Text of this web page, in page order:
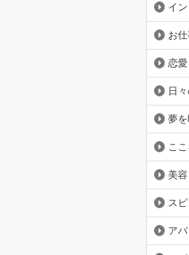
イ
お
恋
日
夢
こ
美
ス
ア